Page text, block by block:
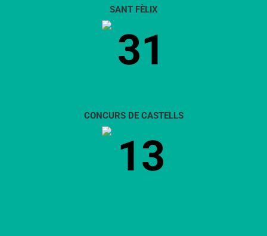
SANT FÈLIX
31
CONCURS DE CASTELLS
13